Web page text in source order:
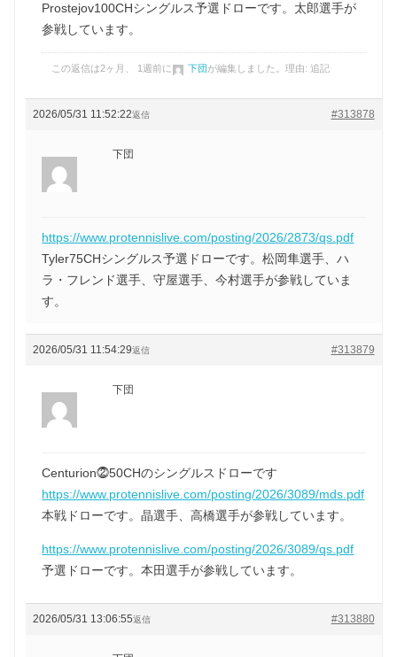
Prostejov100CHシングルス予選ドローです。太郎選手が
参戦しています。
この返信は2ヶ月、 1週前に 下団が編集しました。理由: 追記
2026/05/31 11:52:22 #313878
返信
下団
https://www.protennislive.com/posting/2026/2873/qs.pdf
Tyler75CHシングルス予選ドローです。松岡隼選手、ハ
ラ・フレンド選手、守屋選手、今村選手が参戦していま
す。
2026/05/31 11:54:29 #313879
返信
下団
Centurion⓶50CHのシングルスドローです
https://www.protennislive.com/posting/2026/3089/mds.pdf
本戦ドローです。晶選手、高橋選手が参戦しています。
https://www.protennislive.com/posting/2026/3089/qs.pdf
予選ドローです。本田選手が参戦しています。
2026/05/31 13:06:55 #313880
返信